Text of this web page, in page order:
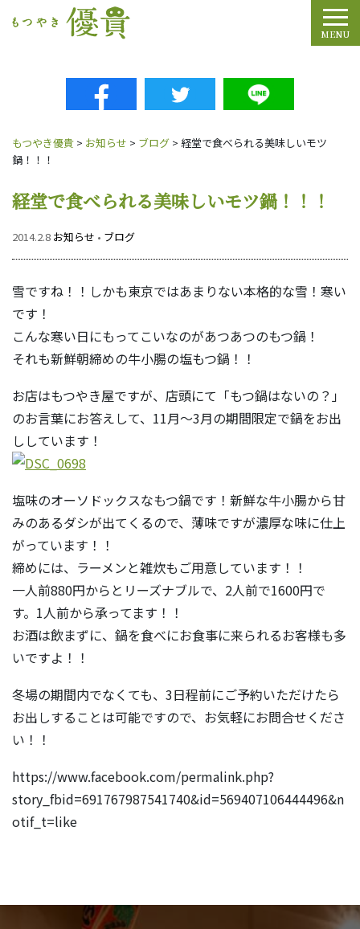
MENU
もつやき優貴 > お知らせ > ブログ > 経堂で食べられる美味しいモツ
鍋！！！
経堂で食べられる美味しいモツ鍋！！！
2014.2.8 お知らせ • ブログ
雪ですね！！しかも東京ではあまりない本格的な雪！寒い
です！
こんな寒い日にもってこいなのがあつあつのもつ鍋！
それも新鮮朝締めの牛小腸の塩もつ鍋！！
お店はもつやき屋ですが、店頭にて「もつ鍋はないの？」
のお言葉にお答えして、11月～3月の期間限定で鍋をお出
ししています！
塩味のオーソドックスなもつ鍋です！新鮮な牛小腸から甘
みのあるダシが出てくるので、薄味ですが濃厚な味に仕上
がっています！！
締めには、ラーメンと雑炊もご用意しています！！
一人前880円からとリーズナブルで、2人前で1600円で
す。1人前から承ってます！！
お酒は飲まずに、鍋を食べにお食事に来られるお客様も多
いですよ！！
冬場の期間内でなくても、3日程前にご予約いただけたら
お出しすることは可能ですので、お気軽にお問合せくださ
い！！
https://www.facebook.com/permalink.php?
story_fbid=691767987541740&id=569407106444496&n
otif_t=like